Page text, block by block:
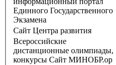
Единного Государственного
Экзамена
Cайт Центра развития
Всероссийские
дистанционные олимпиады,
конкурсы Сайт МИНОБР.ор